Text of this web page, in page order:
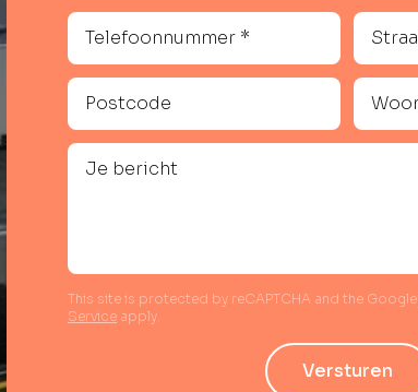
This site is protected by reCAPTCHA and the Google
Service apply.
Versturen